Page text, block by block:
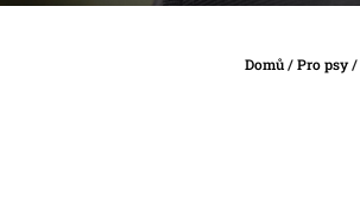
Domů/Pro psy/